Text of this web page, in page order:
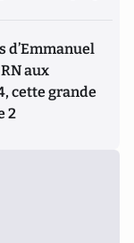
d’Emmanuel
aux
cette grande
2